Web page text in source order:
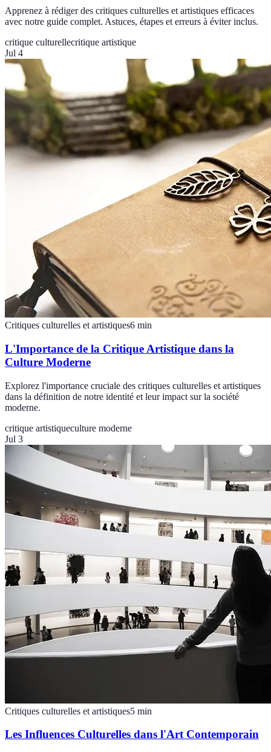
Apprenez à rédiger des critiques culturelles et artistiques efficaces
avec notre guide complet. Astuces, étapes et erreurs à éviter inclus.
critique culturellecritique artistique
Jul 4
Critiques culturelles et artistiques6 min
L'Importance de la Critique Artistique dans la
Culture Moderne
Explorez l'importance cruciale des critiques culturelles et artistiques
dans la définition de notre identité et leur impact sur la société
moderne.
critique artistiqueculture moderne
Jul 3
Critiques culturelles et artistiques5 min
Les Influences Culturelles dans l'Art Contemporain